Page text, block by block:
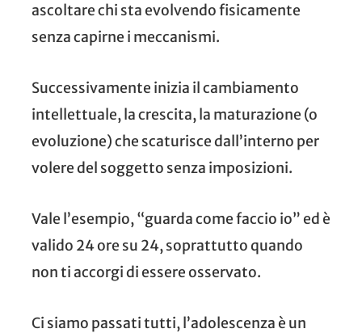
ascoltare chi sta evolvendo fisicamente
senza capirne i meccanismi.
Successivamente inizia il cambiamento
intellettuale, la crescita, la maturazione (o
evoluzione) che scaturisce dall’interno per
volere del soggetto senza imposizioni.
Vale l’esempio, “guarda come faccio io” ed è
valido 24 ore su 24, soprattutto quando
non ti accorgi di essere osservato.
Ci siamo passati tutti, l’adolescenza è un